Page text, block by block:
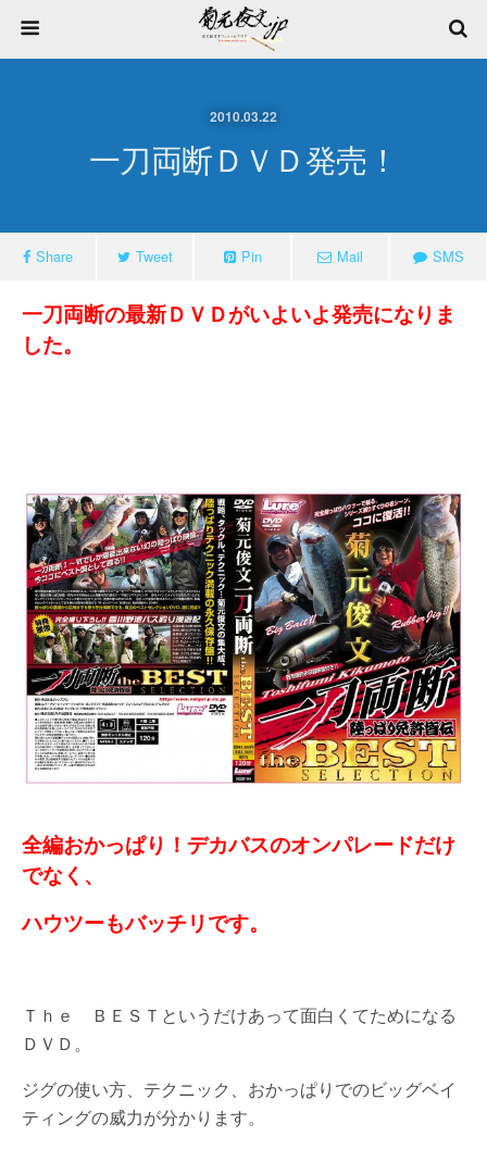
2010.03.22
一刀両断ＤＶＤ発売！
Share Tweet Pin Mail SMS
一刀両断の最新ＤＶＤがいよいよ発売になりま
した。
全編おかっぱり！デカバスのオンパレードだけ
でなく、
ハウツーもバッチリです。
Ｔｈｅ ＢＥＳＴというだけあって面白くてためになる
ＤＶＤ。
ジグの使い方、テクニック、おかっぱりでのビッグベイ
ティングの威力が分かります。